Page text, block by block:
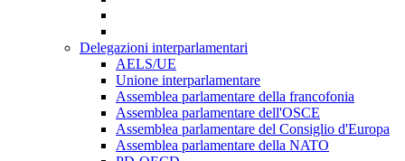
Delegazioni interparlamentari
AELS/UE
Unione interparlamentare
Assemblea parlamentare della francofonia
Assemblea parlamentare dell'OSCE
Assemblea parlamentare del Consiglio d'Europa
Assemblea parlamentare della NATO